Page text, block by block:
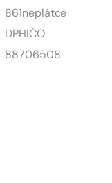
861neplátce
DPHIČO
88706508